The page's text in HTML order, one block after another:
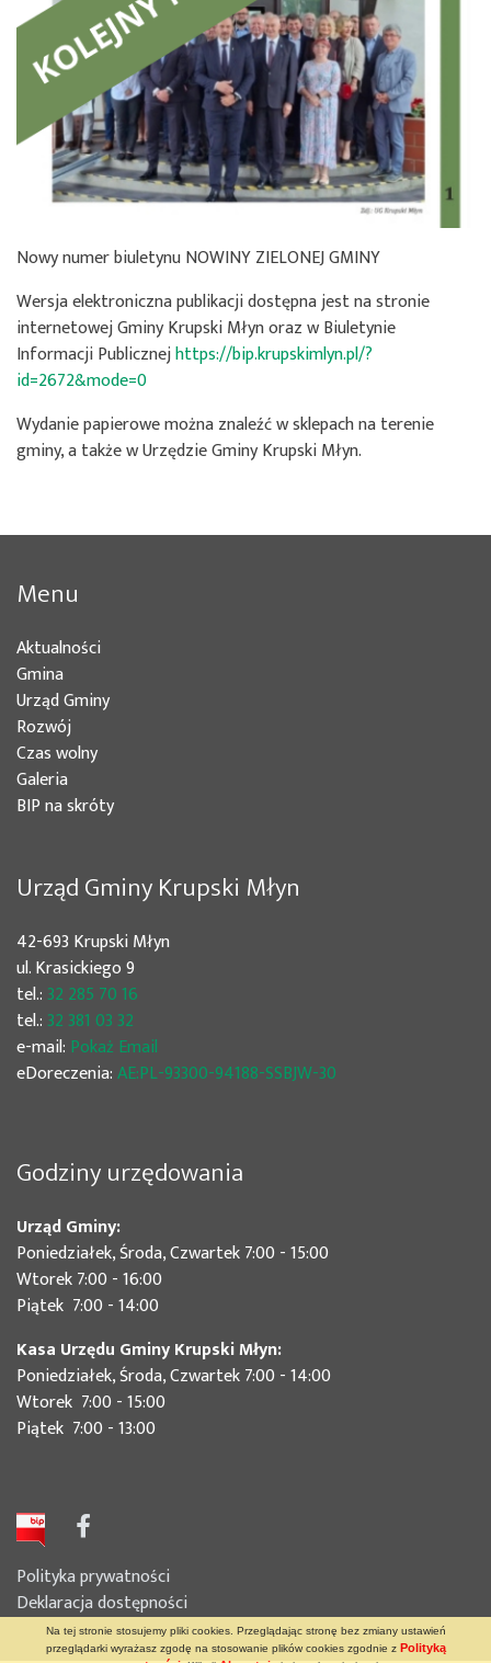
Nowy numer biuletynu NOWINY ZIELONEJ GMINY
Wersja elektroniczna publikacji dostępna jest na stronie
internetowej Gminy Krupski Młyn oraz w Biuletynie
Informacji Publicznejhttps://bip.krupskimlyn.pl/?
id=2672&mode=0
Wydanie papierowe można znaleźć w sklepach na terenie
gminy, a także w Urzędzie Gminy Krupski Młyn.
Menu
Aktualności
Gmina(bieżąca)
Urząd Gminy(bieżąca)
Rozwój(bieżąca)
Czas wolny(bieżąca)
Galeria
BIP na skróty(bieżąca)
Urząd Gminy Krupski Młyn
42-693 Krupski Młyn
ul. Krasickiego 9
tel.:32 285 70 16
tel.:32 381 03 32
e-mail: Pokaż Email
eDoreczenia:AE:PL-93300-94188-SSBJW-30
Godziny urzędowania
Urząd Gminy:
Poniedziałek, Środa, Czwartek 7:00 - 15:00
Wtorek 7:00 - 16:00
Piątek 7:00 - 14:00
Kasa Urzędu Gminy Krupski Młyn:
Poniedziałek, Środa, Czwartek 7:00 - 14:00
Wtorek 7:00 - 15:00
Piątek 7:00 - 13:00
Polityka prywatności
Deklaracja dostępności
Na tej stronie stosujemy pliki cookies. Przeglądając stronę bez zmiany ustawień
przeglądarki wyrażasz zgodę na stosowanie plików cookies zgodnie z Polityką